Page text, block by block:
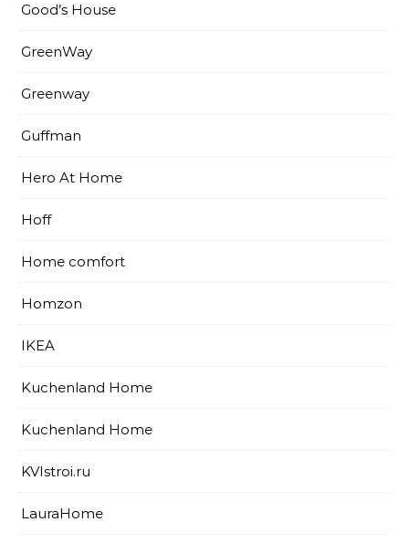
Good’s House
GreenWay
Greenway
Guffman
Hero At Home
Hoff
Home comfort
Homzon
IKEA
Kuchenland Home
Kuchenland Home
KVIstroi.ru
LauraHome